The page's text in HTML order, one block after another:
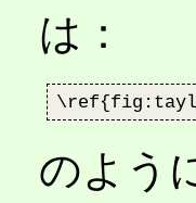
は：
のよう